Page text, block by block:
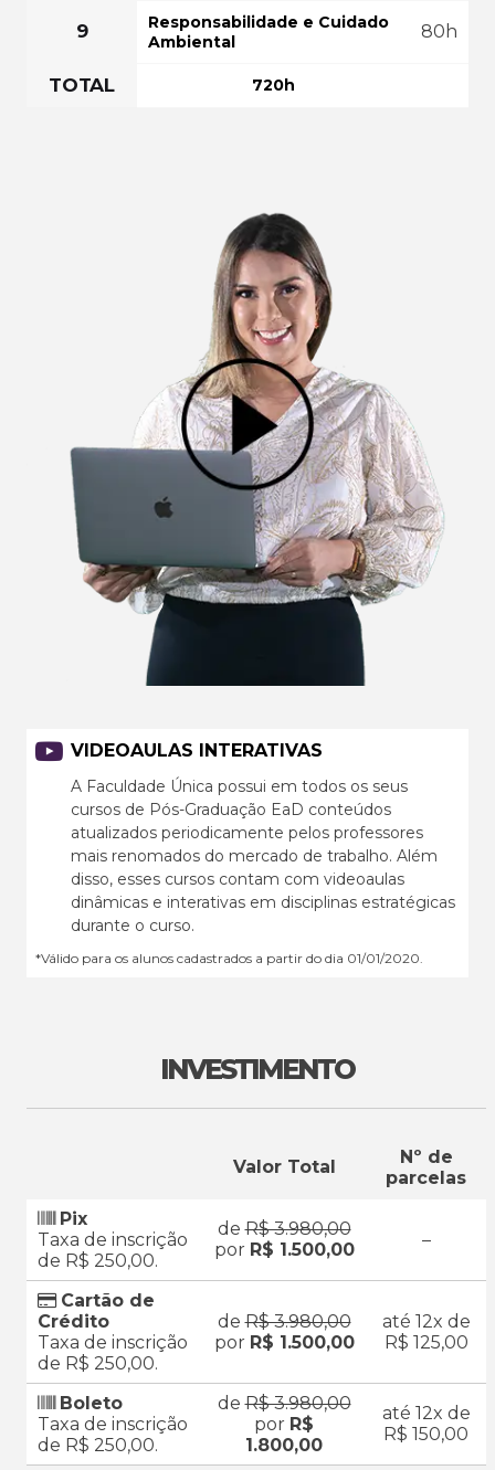
9
Responsabilidade e Cuidado
Ambiental
80h
TOTAL 720h
VIDEOAULAS INTERATIVAS
A Faculdade Única possui em todos os seus
cursos de Pós-Graduação EaD conteúdos
atualizados periodicamente pelos professores
mais renomados do mercado de trabalho. Além
disso, esses cursos contam com videoaulas
dinâmicas e interativas em disciplinas estratégicas
durante o curso.
*Válido para os alunos cadastrados a partir do dia 01/01/2020.
INVESTIMENTO
Valor Total
Nº de
parcelas
Pix
Taxa de inscrição
de R$ 250,00.
deR$ 3.980,00
por R$ 1.500,00 –
Cartão de
Crédito
Taxa de inscrição
de R$ 250,00.
deR$ 3.980,00
por R$ 1.500,00
até 12x de
R$ 125,00
Boleto
Taxa de inscrição
de R$ 250,00.
deR$ 3.980,00
por R$
1.800,00
até 12x de
R$ 150,00